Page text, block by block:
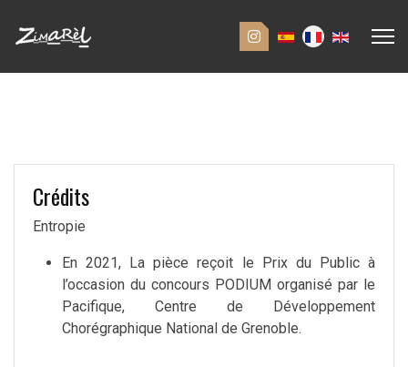
Crédits
Entropie
En 2021, La pièce reçoit le Prix du Public à
l’occasion du concours PODIUM organisé par le
Pacifique, Centre de Développement
Chorégraphique National de Grenoble.